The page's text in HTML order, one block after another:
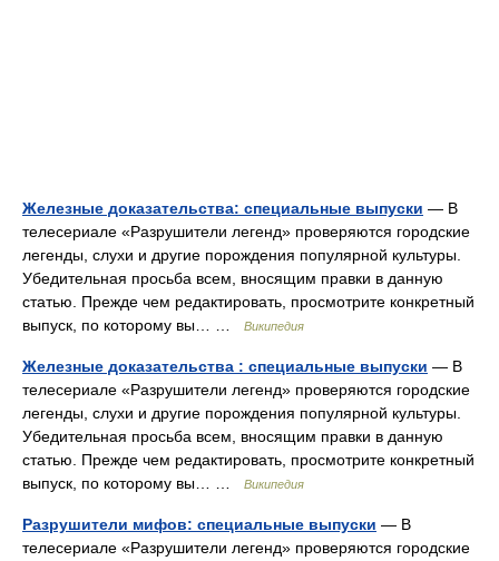
Железные доказательства: специальные выпуски — В
телесериале «Разрушители легенд» проверяются городские
легенды, слухи и другие порождения популярной культуры.
Убедительная просьба всем, вносящим правки в данную
статью. Прежде чем редактировать, просмотрите конкретный
выпуск, по которому вы… …
Википедия
Железные доказательства : специальные выпуски — В
телесериале «Разрушители легенд» проверяются городские
легенды, слухи и другие порождения популярной культуры.
Убедительная просьба всем, вносящим правки в данную
статью. Прежде чем редактировать, просмотрите конкретный
выпуск, по которому вы… …
Википедия
Разрушители мифов: специальные выпуски — В
телесериале «Разрушители легенд» проверяются городские